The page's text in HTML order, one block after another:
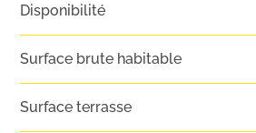
Disponibilité
Surface brute habitable
Surface terrasse